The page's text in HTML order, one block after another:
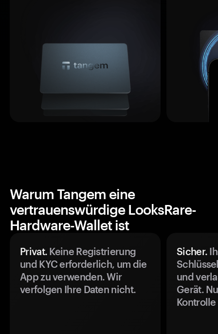
Warum Tangem eine
vertrauenswürdige LooksRare-
Hardware-Wallet ist
Privat. Keine Registrierung
und KYC erforderlich, um die
App zu verwenden. Wir
verfolgen Ihre Daten nicht.
Sicher.
und
Gerät.